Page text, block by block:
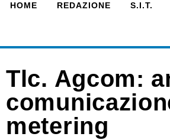
HOME REDAZIONE S.I.T.
Tlc. Agcom:
metering